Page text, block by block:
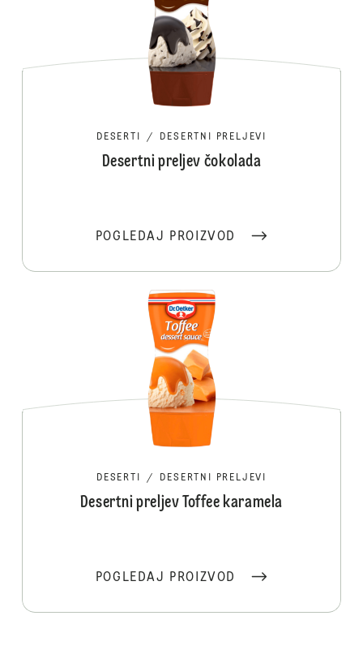
DESERTI / DESERTNI PRELJEVI
Desertni preljev čokolada
POGLEDAJ PROIZVOD
DESERTI / DESERTNI PRELJEVI
Desertni preljev Toffee karamela
POGLEDAJ PROIZVOD